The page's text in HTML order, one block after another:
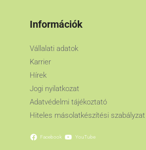
Információk
Vállalati adatok
Karrier
Hírek
Jogi nyilatkozat
Adatvédelmi tájékoztató
Hiteles másolatkészítési szabályzat
Facebook YouTube